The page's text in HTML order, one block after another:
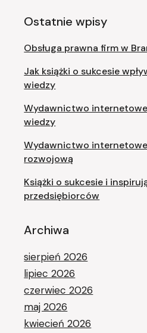
Ostatnie wpisy
Obsługa prawna firm w
Jak książki o sukcesie
wiedzy
Wydawnictwo internetowe
wiedzy
Wydawnictwo
rozwojową
Książki o sukcesie i
przedsiębiorców
Archiwa
sierpień 2026
lipiec 2026
czerwiec 2026
maj 2026
kwiecień 2026